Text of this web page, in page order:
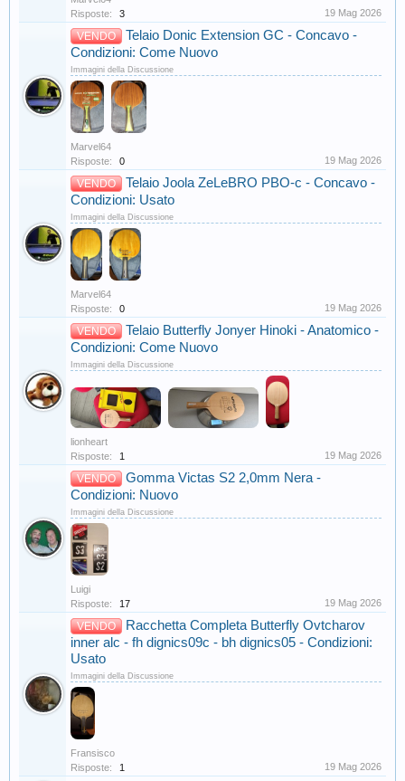
Risposte:
3 19 Mag 2026
VENDO
Telaio Donic Extension GC - Concavo -
Condizioni: Come Nuovo
Immagini della Discussione
Marvel64
Risposte:
0 19 Mag 2026
VENDO
Telaio Joola ZeLeBRO PBO-c - Concavo -
Condizioni: Usato
Immagini della Discussione
Marvel64
Risposte:
0 19 Mag 2026
VENDO
Telaio Butterfly Jonyer Hinoki - Anatomico -
Condizioni: Come Nuovo
Immagini della Discussione
lionheart
Risposte:
1 19 Mag 2026
VENDO
Gomma Victas S2 2,0mm Nera -
Condizioni: Nuovo
Immagini della Discussione
Luigi
Risposte:
17 19 Mag 2026
VENDO
Racchetta Completa Butterfly Ovtcharov
inner alc - fh dignics09c - bh dignics05 - Condizioni:
Usato
Immagini della Discussione
Fransisco
Risposte:
1 19 Mag 2026